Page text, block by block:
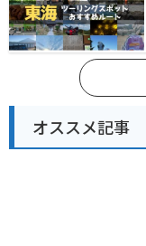
オススメ記事